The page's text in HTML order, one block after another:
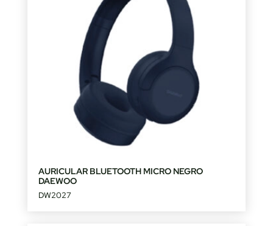
AURICULAR BLUETOOTH MICRO NEGRO
DAEWOO
DW2027